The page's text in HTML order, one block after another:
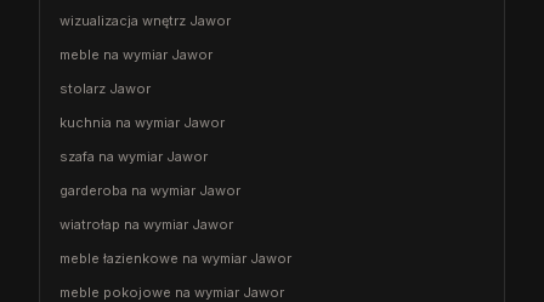
wizualizacja wnętrz Jawor
meble na wymiar Jawor
stolarz Jawor
kuchnia na wymiar Jawor
szafa na wymiar Jawor
garderoba na wymiar Jawor
wiatrołap na wymiar Jawor
meble łazienkowe na wymiar Jawor
meble pokojowe na wymiar Jawor